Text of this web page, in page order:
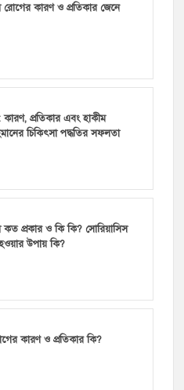
রোগের কারণ ও প্রতিকার জেনে
কারণ, প্রতিকার এবং হাকীম
চিকিৎসা পদ্ধতির সফলতা
কত প্রকার ও কি কি? সোরিয়াসিস
উপায় কি?
কারণ ও প্রতিকার কি?